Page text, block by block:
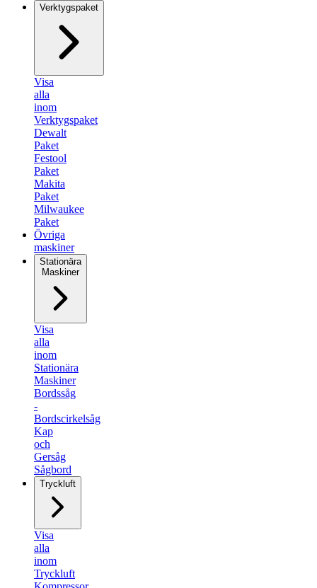
Verktygspaket
Visa
alla
inom
Verktygspaket
Dewalt
Paket
Festool
Paket
Makita
Paket
Milwaukee
Paket
Övriga
maskiner
Stationära
Maskiner
Visa
alla
inom
Stationära
Maskiner
Bordssåg
-
Bordscirkelsåg
Kap
och
Gersåg
Sågbord
Tryckluft
Visa
alla
inom
Tryckluft